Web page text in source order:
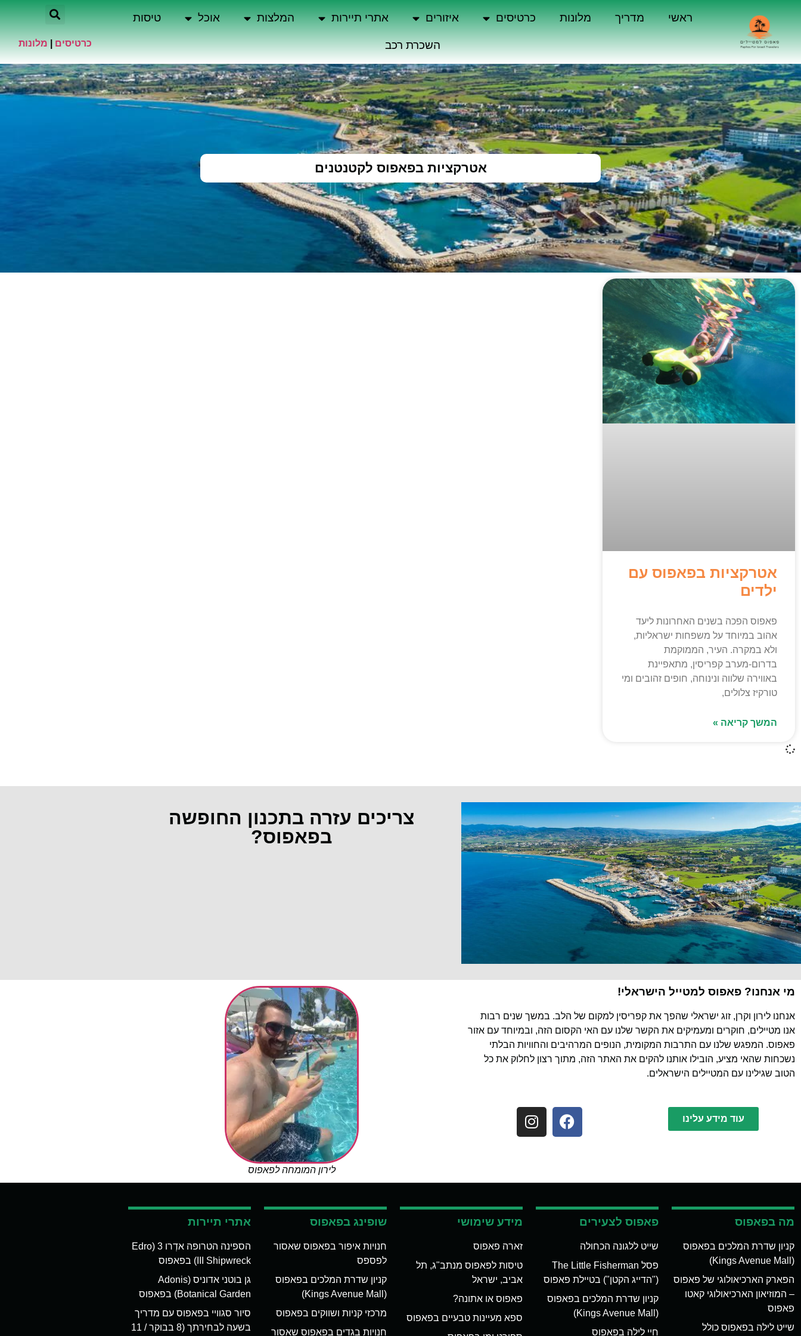
ראשי מדריך מלונות כרטיסים איזורים אתרי תיירות המלצות אוכל טיסות
השכרת רכב כרטיסים מלונות
אטרקציות בפאפוס לקטנטנים
אטרקציות בפאפוס עם
ילדים
פאפוס הפכה בשנים האחרונות ליעד
אהוב במיוחד על משפחות ישראליות,
ולא במקרה. העיר, הממוקמת
בדרום-מערב קפריסין, מתאפיינת
באווירה שלווה ונינוחה, חופים זהובים ומי
טורקיז צלולים,
המשך קריאה »
צריכים עזרה בתכנון החופשה
בפאפוס?
מי אנחנו? פאפוס למטייל הישראלי!
אנחנו לירון וקרן, זוג ישראלי שהפך את קפריסין למקום של הלב. במשך שנים רבות
אנו מטיילים, חוקרים ומעמיקים את הקשר שלנו עם האי הקסום הזה, ובמיוחד עם אזור
פאפוס. המפגש שלנו עם התרבות המקומית, הנופים המרהיבים והחוויות הבלתי
נשכחות שהאי מציע, הובילו אותנו להקים את האתר הזה, מתוך רצון לחלוק את כל
הטוב שגילינו עם המטיילים הישראלים.
עוד מידע עלינו
לירון המומחה לפאפוס
מה בפאפוס
קניון שדרת המלכים בפאפוס
(Kings Avenue Mall)
הפארק הארכיאולוגי של פאפוס
– המוזיאון הארכיאולוגי קאטו
פאפוס
שייט לילה בפאפוס כולל
פאפוס לצעירים
שייט ללגונה הכחולה
פסל The Little Fisherman
("הדייג הקטן") בטיילת פאפוס
קניון שדרת המלכים בפאפוס
(Kings Avenue Mall)
חיי לילה בפאפוס
מידע שימושי
זארה פאפוס
טיסות לפאפוס מנתב"ג, תל
אביב, ישראל
פאפוס או אתונה?
ספא מעיינות טבעיים בפאפוס
שופינג בפאפוס
חנויות איפור בפאפוס שאסור
לפספס
קניון שדרת המלכים בפאפוס
(Kings Avenue Mall)
מרכזי קניות ושווקים בפאפוס
חנויות בגדים בפאפוס שאסור
אתרי תיירות
הספינה הטרופה אדְרו 3 (Edro
III Shipwreck) בפאפוס
גן בוטני אדוניס (Adonis
Botanical Garden) בפאפוס
סיור סגוויי בפאפוס עם מדריך
בשעה לבחירתך (8 בבוקר / 11